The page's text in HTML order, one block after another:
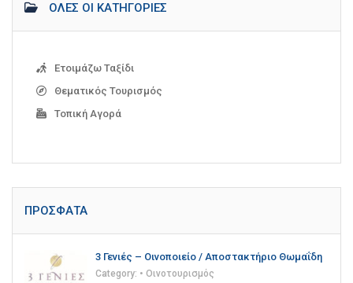
ΌΛΕΣ ΟΙ ΚΑΤΗΓΟΡΊΕΣ
Ετοιμάζω Ταξίδι
Θεματικός Τουρισμός
Τοπική Αγορά
ΠΡΌΣΦΑΤΑ
3 Γενιές – Οινοποιείο / Αποστακτήριο Θωμαΐδη
Category: • Οινοτουρισμός